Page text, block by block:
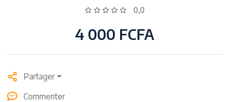
0,0
4 000 FCFA
Partager
Commenter